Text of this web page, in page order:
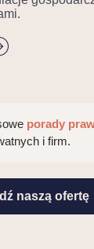
porady
i firm.
naszą ofertę